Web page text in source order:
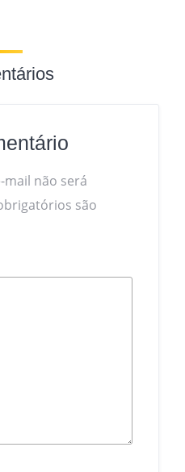
mail não será
são